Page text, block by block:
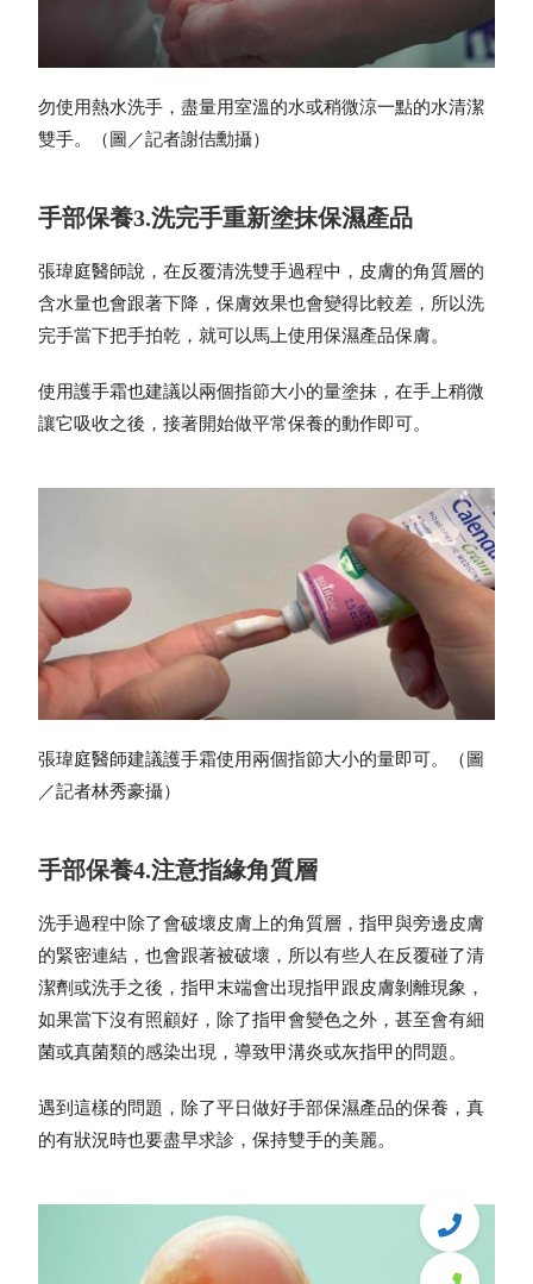
勿使用熱水洗手，盡量用室溫的水或稍微涼一點的水清潔
雙手。（圖／記者謝佶勳攝）
手部保養3.洗完手重新塗抹保濕產品
張瑋庭醫師說，在反覆清洗雙手過程中，皮膚的角質層的
含水量也會跟著下降，保膚效果也會變得比較差，所以洗
完手當下把手拍乾，就可以馬上使用保濕產品保膚。
使用護手霜也建議以兩個指節大小的量塗抹，在手上稍微
讓它吸收之後，接著開始做平常保養的動作即可。
張瑋庭醫師建議護手霜使用兩個指節大小的量即可。（圖
／記者林秀豪攝）
手部保養4.注意指緣角質層
洗手過程中除了會破壞皮膚上的角質層，指甲與旁邊皮膚
的緊密連結，也會跟著被破壞，所以有些人在反覆碰了清
潔劑或洗手之後，指甲末端會出現指甲跟皮膚剝離現象，
如果當下沒有照顧好，除了指甲會變色之外，甚至會有細
菌或真菌類的感染出現，導致甲溝炎或灰指甲的問題。
遇到這樣的問題，除了平日做好手部保濕產品的保養，真
的有狀況時也要盡早求診，保持雙手的美麗。